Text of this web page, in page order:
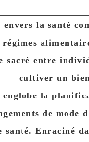
envers la santé
régimes
sacré entre
cultiver un
englobe la
de mode
santé. Enraciné